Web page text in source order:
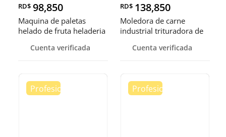
RD$ 98,850
Maquina de paletas
helado de fruta heladeria
Cuenta verificada
RD$ 138,850
Moledora de carne
industrial trituradora de
Cuenta verificada